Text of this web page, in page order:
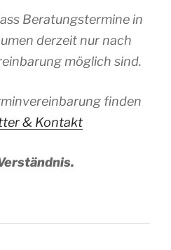
Beratungstermine in
derzeit nur nach
möglich sind.
finden
& Kontakt